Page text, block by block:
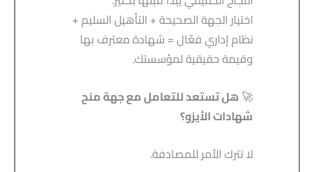
اختيار الجهة الصحيحة + التأهيل السليم +
نظام إداري فعّال = شهادة معترف بها
وقيمة حقيقية لمؤسستك.
🚀 هل تستعد للتعامل مع جهة منح
شهادات الأيزو؟
لا تترك الأمر للمصادفة.